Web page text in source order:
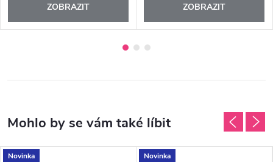
ZOBRAZIT ZOBRAZIT
Novinka Novinka